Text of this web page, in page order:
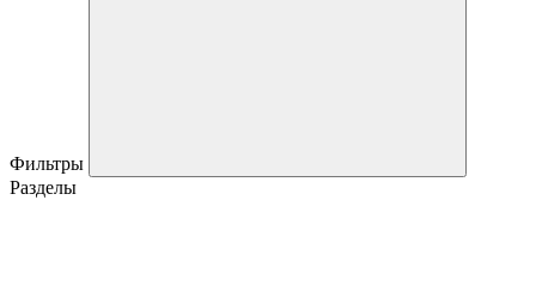
Фильтры
Разделы